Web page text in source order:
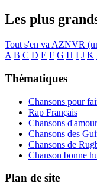
Les plus
Tout s'en va AZNVR
A B C D E F G H I J K
Thématiques
Chansons pour
Rap Français
Chansons d'amour
Chansons des
Chansons de
Chanson bonne
Plan de site